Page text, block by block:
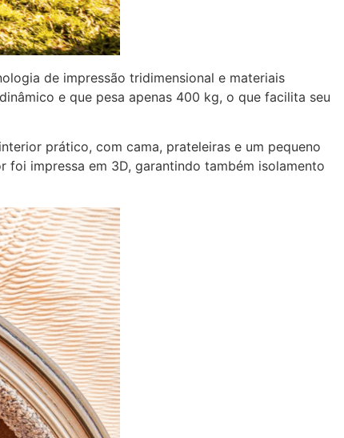
de impressão tridimensional e materiais
e que pesa apenas 400 kg, o que facilita seu
prático, com cama, prateleiras e um pequeno
foi impressa em 3D, garantindo também isolamento